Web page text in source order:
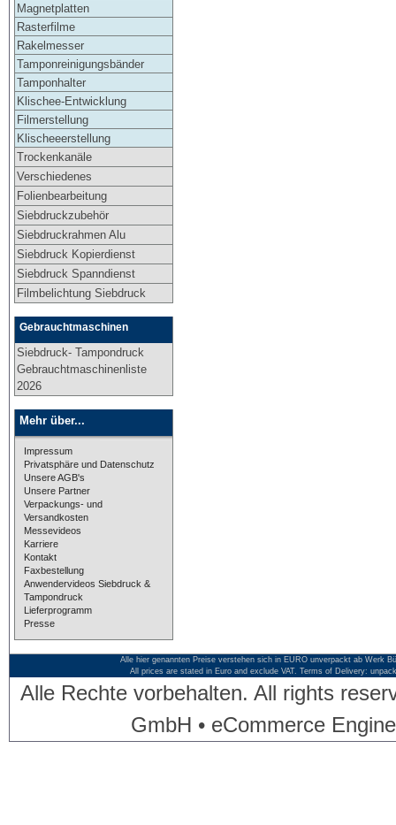
Magnetplatten
Rasterfilme
Rakelmesser
Tamponreinigungsbänder
Tamponhalter
Klischee-Entwicklung
Filmerstellung
Klischeeerstellung
Trockenkanäle
Verschiedenes
Folienbearbeitung
Siebdruckzubehör
Siebdruckrahmen Alu
Siebdruck Kopierdienst
Siebdruck Spanndienst
Filmbelichtung Siebdruck
Gebrauchtmaschinen
Siebdruck- Tampondruck
Gebrauchtmaschinenliste
2026
Mehr über...
Impressum
Privatsphäre und Datenschutz
Unsere AGB's
Unsere Partner
Verpackungs- und
Versandkosten
Messevideos
Karriere
Kontakt
Faxbestellung
Anwendervideos Siebdruck &
Tampondruck
Lieferprogramm
Presse
Alle hier genannten Preise verstehen sich in EURO unverpackt ab Werk
All prices are stated in Euro and exclude VAT. Terms of Delivery:
Alle Rechte vorbehalten. All rights
GmbH • eCommerce